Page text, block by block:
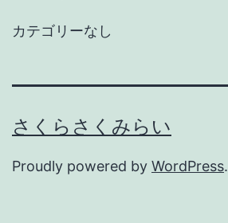
カテゴリーなし
さくらさくみらい
Proudly powered by WordPress.